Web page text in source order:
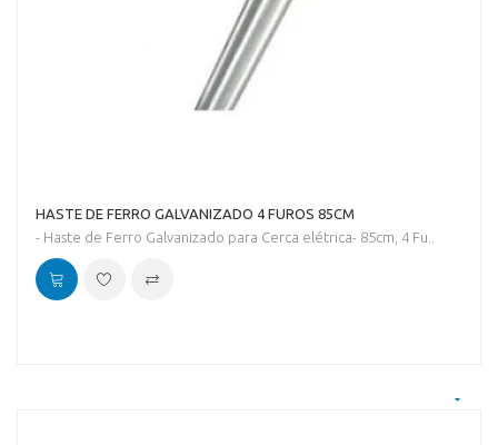
HASTE DE FERRO GALVANIZADO 4 FUROS 85CM
- Haste de Ferro Galvanizado para Cerca elétrica- 85cm, 4 Fu..